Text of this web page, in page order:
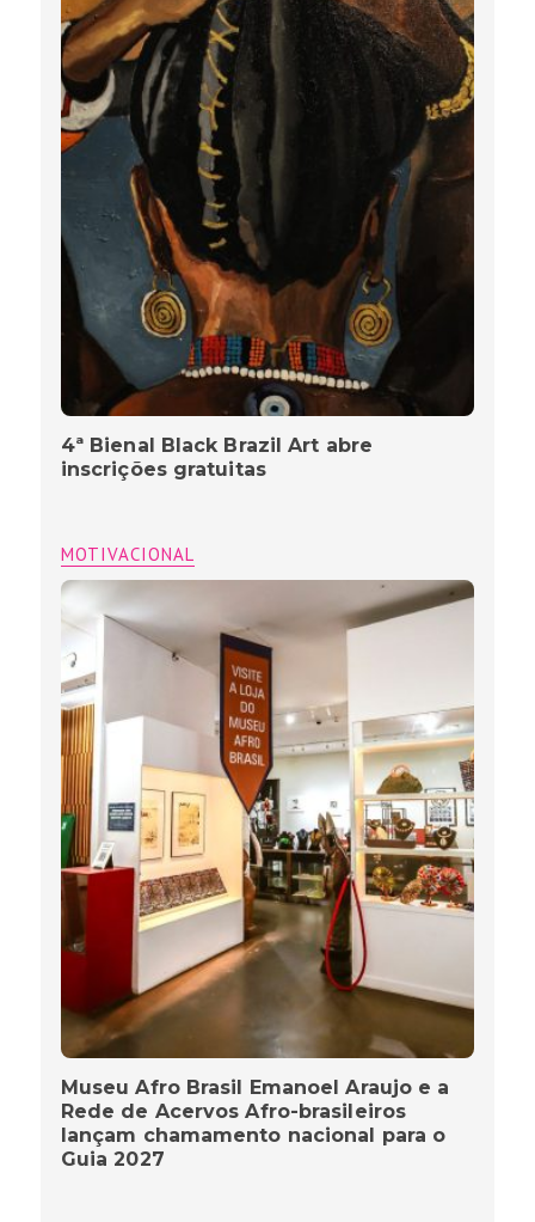
4ª Bienal Black Brazil Art abre
inscrições gratuitas
MOTIVACIONAL
Museu Afro Brasil Emanoel Araujo e a
Rede de Acervos Afro-brasileiros
lançam chamamento nacional para o
Guia 2027